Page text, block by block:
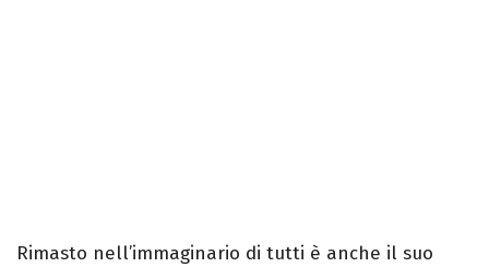
Rimasto nell’immaginario di tutti è anche il suo